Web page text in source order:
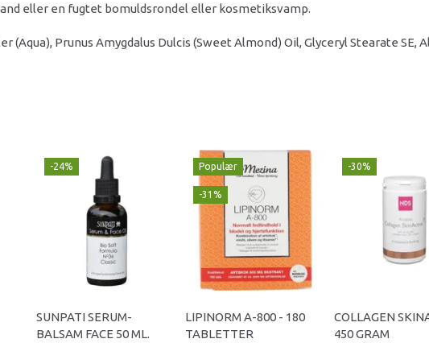
eller en fugtet bomuldsrondel eller kosmetiksvamp.
(Aqua), Prunus Amygdalus Dulcis (Sweet Almond) Oil, Glyceryl Stearate SE,
-24%
SUNPATI SERUM-
BALSAM FACE 50 ML.
Populær
-31%
LIPINORM A-800 - 180
TABLETTER
-30%
COLLAGEN
450 GRAM